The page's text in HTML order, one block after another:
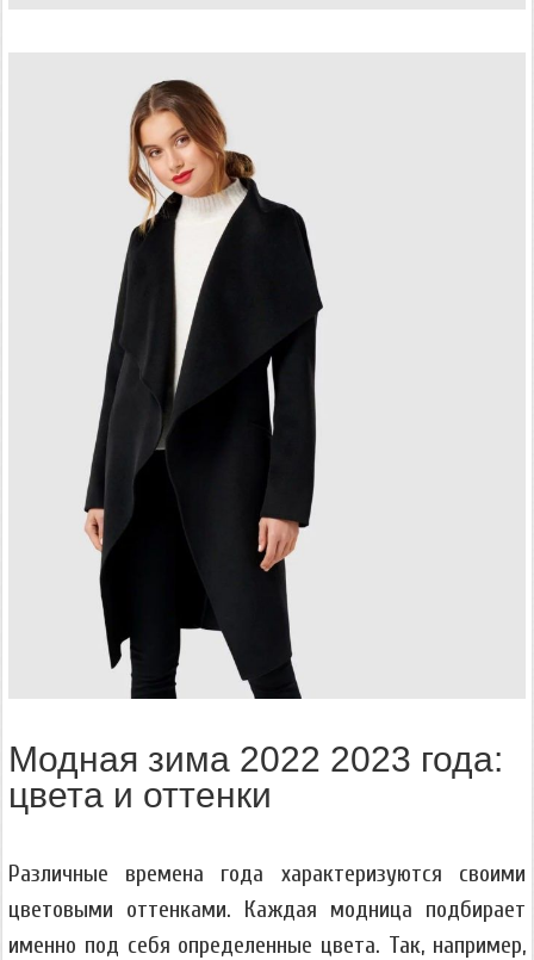
Модная зима 2022 2023 года:
цвета и оттенки
Различные времена года характеризуются своими
цветовыми оттенками. Каждая модница подбирает
именно под себя определенные цвета. Так, например,